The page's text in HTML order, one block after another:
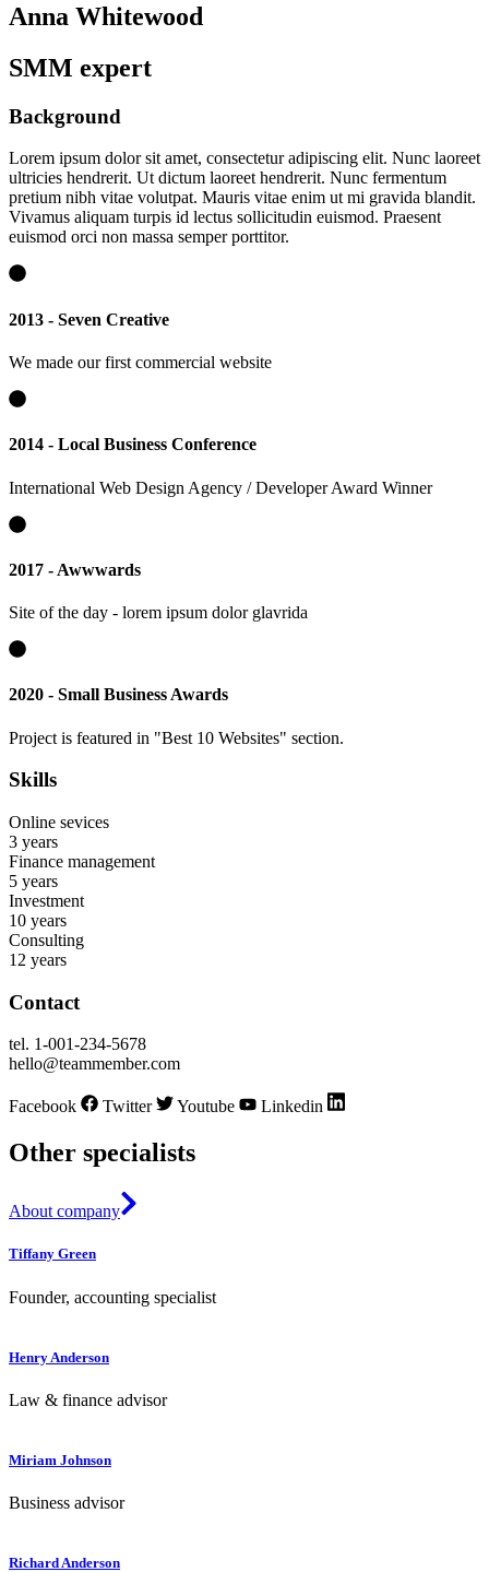
Anna Whitewood
SMM expert
Background
Lorem ipsum dolor sit amet, consectetur adipiscing elit. Nunc laoreet
ultricies hendrerit. Ut dictum laoreet hendrerit. Nunc fermentum
pretium nibh vitae volutpat. Mauris vitae enim ut mi gravida blandit.
Vivamus aliquam turpis id lectus sollicitudin euismod. Praesent
euismod orci non massa semper porttitor.
2013 - Seven Creative
We made our first commercial website
2014 - Local Business Conference
International Web Design Agency / Developer Award Winner
2017 - Awwwards
Site of the day - lorem ipsum dolor glavrida
2020 - Small Business Awards
Project is featured in "Best 10 Websites" section.
Skills
Online sevices
3 years
Finance management
5 years
Investment
10 years
Consulting
12 years
Contact
tel. 1-001-234-5678
hello@teammember.com
Facebook Twitter Youtube Linkedin
Other specialists
About company
Tiffany Green
Founder, accounting specialist
Henry Anderson
Law & finance advisor
Miriam Johnson
Business advisor
Richard Anderson